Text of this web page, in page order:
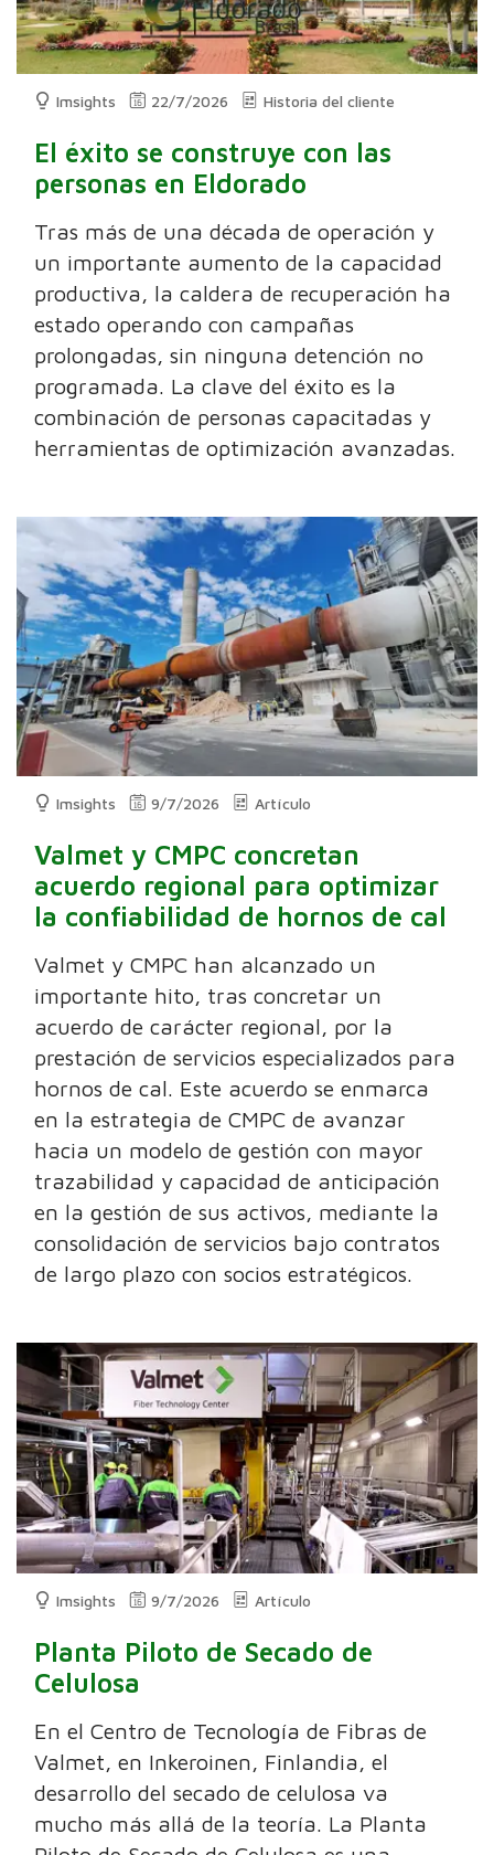
Imsights 22/7/2026 Historia del cliente
El éxito se construye con las
personas en Eldorado
Tras más de una década de operación y
un importante aumento de la capacidad
productiva, la caldera de recuperación ha
estado operando con campañas
prolongadas, sin ninguna detención no
programada. La clave del éxito es la
combinación de personas capacitadas y
herramientas de optimización avanzadas.
Imsights 9/7/2026 Artículo
Valmet y CMPC concretan
acuerdo regional para optimizar
la confiabilidad de hornos de cal
Valmet y CMPC han alcanzado un
importante hito, tras concretar un
acuerdo de carácter regional, por la
prestación de servicios especializados para
hornos de cal. Este acuerdo se enmarca
en la estrategia de CMPC de avanzar
hacia un modelo de gestión con mayor
trazabilidad y capacidad de anticipación
en la gestión de sus activos, mediante la
consolidación de servicios bajo contratos
de largo plazo con socios estratégicos.
Imsights 9/7/2026 Artículo
Planta Piloto de Secado de
Celulosa
En el Centro de Tecnología de Fibras de
Valmet, en Inkeroinen, Finlandia, el
desarrollo del secado de celulosa va
mucho más allá de la teoría. La Planta